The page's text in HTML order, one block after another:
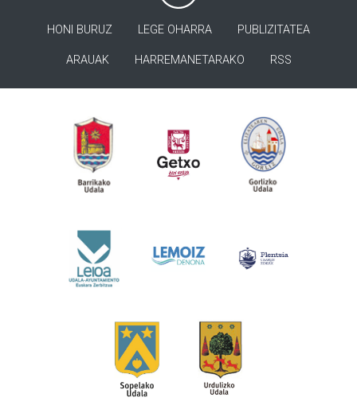
HONI BURUZ LEGE OHARRA PUBLIZITATEA
ARAUAK HARREMANETARAKO RSS